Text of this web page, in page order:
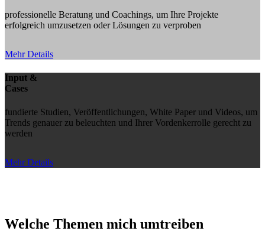
professionelle Beratung und Coachings, um Ihre Projekte
erfolgreich umzusetzen oder Lösungen zu verproben
Mehr Details
Input &
Cases
fundierte Studien, Veröffentlichungen, White Paper und Videos, um
Trends genauer zu beleuchten und Ihrer Vordenkerrolle gerecht zu
werden
Mehr Details
Welche Themen mich umtreiben